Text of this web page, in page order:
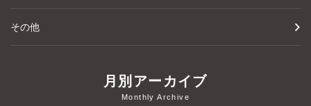
その他
月別アーカイブ
Monthly Archive